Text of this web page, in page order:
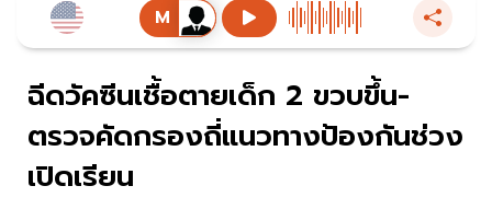
ฉีดวัคซีนเชื้อตายเด็ก 2 ขวบขึ้น-
ตรวจคัดกรองถี่แนวทางป้องกันช่วง
เปิดเรียน